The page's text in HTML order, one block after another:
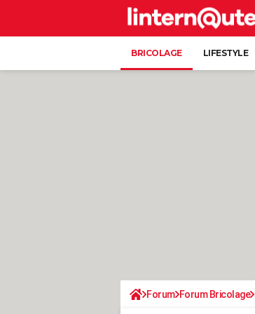
BRICOLAGE LIFESTYLE
Forum Forum Bricolage